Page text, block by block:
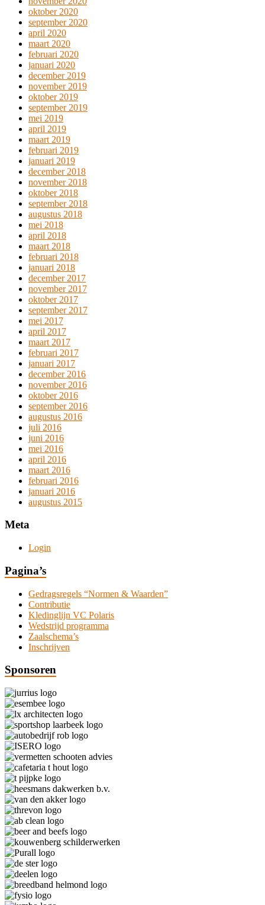
oktober 2020
september 2020
april 2020
maart 2020
februari 2020
januari 2020
december 2019
november 2019
oktober 2019
september 2019
mei 2019
april 2019
maart 2019
februari 2019
januari 2019
december 2018
november 2018
oktober 2018
september 2018
augustus 2018
mei 2018
april 2018
maart 2018
februari 2018
januari 2018
december 2017
november 2017
oktober 2017
september 2017
mei 2017
april 2017
maart 2017
februari 2017
januari 2017
december 2016
november 2016
oktober 2016
september 2016
augustus 2016
juli 2016
juni 2016
mei 2016
april 2016
maart 2016
februari 2016
januari 2016
augustus 2015
Meta
Login
Pagina’s
Gedragsregels “Normen & Waarden”
Contributie
Kledinglijn VC Polaris
Wedstrijd programma
Zaalschema’s
Inschrijven
Sponsoren